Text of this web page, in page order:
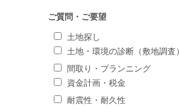
ご質問・ご要望
土地探し
土地・環境の診断（敷地調査）
間取り・プランニング
資金計画・税金
耐震性・耐久性